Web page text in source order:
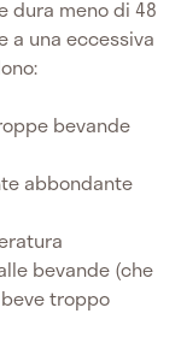
dura meno di 48
a una eccessiva
bevande
abbondante
bevande (che
troppo